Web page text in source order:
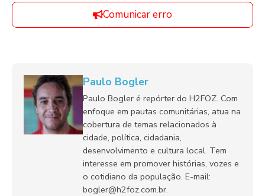
Comunicar erro
Paulo Bogler
Paulo Bogler é repórter do H2FOZ. Com
enfoque em pautas comunitárias, atua na
cobertura de temas relacionados à
cidade, política, cidadania,
desenvolvimento e cultura local. Tem
interesse em promover histórias, vozes e
o cotidiano da população. E-mail:
bogler@h2foz.com.br.